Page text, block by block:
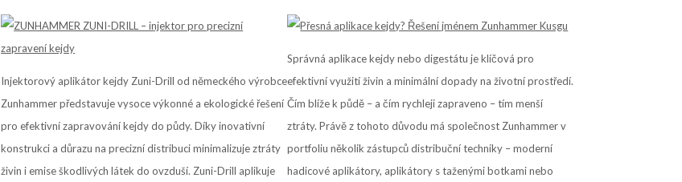
Injektorový aplikátor kejdy Zuni-Drill od německého výrobce
Zunhammer představuje vysoce výkonné a ekologické řešení
pro efektivní zapravování kejdy do půdy. Díky inovativní
konstrukci a důrazu na precizní distribuci minimalizuje ztráty
živin i emise škodlivých látek do ovzduší. Zuni-Drill aplikuje
Správná aplikace kejdy nebo digestátu je klíčová pro
efektivní využití živin a minimální dopady na životní prostředí.
Čím blíže k půdě – a čím rychleji zapraveno – tím menší
ztráty. Právě z tohoto důvodu má společnost Zunhammer v
portfoliu několik zástupců distribuční techniky – moderní
hadicové aplikátory, aplikátory s taženými botkami nebo